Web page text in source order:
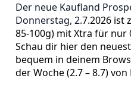
Der neue Kaufland
Donnerstag, 2.7.2026 ist
85-100g) mit Xtra für nur
Schau dir hier den
bequem in deinem
der Woche (2.7 – 8.7)